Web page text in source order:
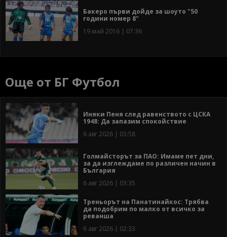
Бакеро първи дойде за шоуто "50
години номер 8"
19 май 2016 | 07:36
Още от БГ Футбол
Иняки Пеня след равенството с ЦСКА
1948: Да запазим спокойствие
6 авг 2026 | 03:58
Голмайсторът за ПАО: Имаме пет дни,
за да изглеждаме по различен начин в
България
6 авг 2026 | 03:35
Треньорът на Панатинайкос: Трябва
да подобрим по малко от всичко за
реванша
6 авг 2026 | 02:33